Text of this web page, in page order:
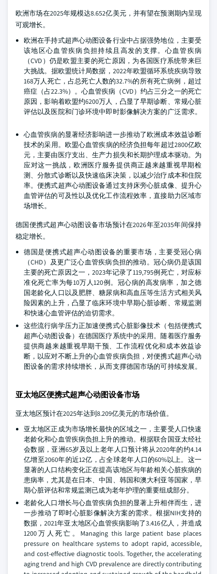
欧洲市场在2025年规模达8.652亿美元，并有望在预测期内呈现
可观增长。
欧洲在手持式超声心动图设备行业中占据强势地位，主要受
该地区心血管疾病负担持续且高发的支撑。心血管疾病
（CVD）仍是欧盟主要的死亡原因，为各国医疗系统带来巨
大挑战。据欧盟统计局数据，2022年欧盟循环系统疾病导致
168万人死亡，占总死亡人数的32.7%的所有死亡病例，超过
癌症（占22.3%）。心血管疾病（CVD）约占三分之一的死亡
原因，影响着欧盟约6200万人，凸显了早期诊断、常规心脏
评估以及医院和门诊环境中即时影像解决方案的广泛需求。
心血管疾病的显著经济影响进一步推动了欧洲成本效益诊断
技术的采用。欧盟心血管疾病的经济负担每年超过2800亿欧
元，主要由医疗支出、生产力损失和长期护理成本驱动。为
应对这一挑战，欧洲医疗服务提供商正越来越重视早期检
测、分散式诊断以及快速临床决策，以减少治疗成本和住院
率。便携式超声心动图设备通过支持床旁心脏成像、提升心
血管评估的可及性以及优化工作流程效率，直接助力区域市
场增长。
德国便携式超声心动图设备市场预计在2026年至2035年间保持
稳定增长。
德国是便携式超声心动图设备的重要市场，主要受冠心病
（CHD）及更广泛心血管疾病负担的推动。冠心病仍是该国
主要的死亡原因之一，2023年记录了119,795例死亡，对应标
准化死亡率为每10万人120例。冠心病的高发病率，加之德
国老龄化人口以及肥胖、糖尿病和高血压等生活方式相关风
险因素的上升，凸显了临床环境中早期心脏诊断、常规监测
和快速心血管评估的迫切需求。
这些流行病学压力正加速便携式心脏影像技术（包括便携式
超声心动图设备）在德国医疗系统中的采用。随着医疗服务
提供商越来越重视早期干预、工作流程优化和成本效益诊
断，以应对不断上升的心血管疾病负担，对便携式超声心动
图设备的需求持续增长，从而支撑德国市场的可持续发展。
亚太地区便携式超声心动图设备市场
亚太地区预计在2025年达到8.209亿美元的市场价值。
亚太地区正成为市场增长最快的区域之一，主要受人口快速
老龄化和心血管疾病负担上升的推动。根据联合国亚太经社
会数据，亚洲65岁及以上老年人口预计将从2020年的约4.14
亿增至2060年的近12亿，占全球老年人口的60%以上。这一
显著的人口结构变化正在提高该地区与年龄相关心脏疾病的
患病率，尤其是在日本、中国、韩国和澳大利亚等国家，早
期心脏评估和常规监测已成为老年护理的重要组成部分。
老龄化人口增长与心血管疾病负担的显著上升相伴而生，进
一步推动了即时心脏影像解决方案的需求。根据NIH支持的
数据，2021年亚太地区心血管疾病影响了3.416亿人，并造成
1200万人死亡。Managing this large patient base places
pressure on healthcare systems to adopt rapid, accessible,
and cost‑effective diagnostic tools. Together, the accelerating
aging trend and high CVD prevalence are directly contributing